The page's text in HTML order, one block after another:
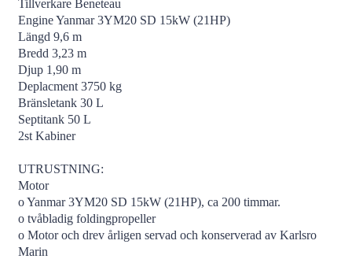
Tillverkare Beneteau
Engine Yanmar 3YM20 SD 15kW (21HP)
Längd 9,6 m
Bredd 3,23 m
Djup 1,90 m
Deplacment 3750 kg
Bränsletank 30 L
Septitank 50 L
2st Kabiner
UTRUSTNING:
Motor
o Yanmar 3YM20 SD 15kW (21HP), ca 200 timmar.
o tvåbladig foldingpropeller
o Motor och drev årligen servad och konserverad av Karlsro
Marin